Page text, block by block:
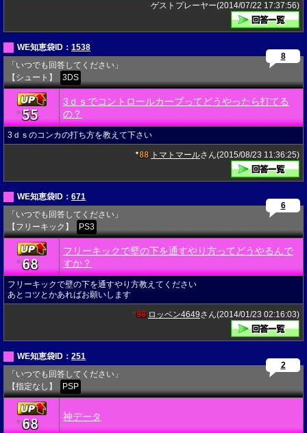
ゲストプレーヤー(2014/07/22 17:37:56)
WE知恵袋ID： 1538
「いつでも回答してください」
【シュート】
3DS
8
★55
3ｄｓでコントロールカーブってどうやったら打てる
の？
3ｄｓのコンカの打ち方を教えて下さい
★88 トマトマールさん(2015/08/23 11:36:25)
WE知恵袋ID： 671
「いつでも回答してください」
【フリーキック】
PS3
6
★68
フリーキックで壁の下を通すやり方ってどうやるんで
すか？
フリーキックで壁の下を通すやり方教えてください
あとコツとかあればお願いします
98 ロッベン4649さん(2014/01/23 02:16:03)
WE知恵袋ID： 251
「いつでも回答してください」
【指定なし】
PSP
2
★68 神データ